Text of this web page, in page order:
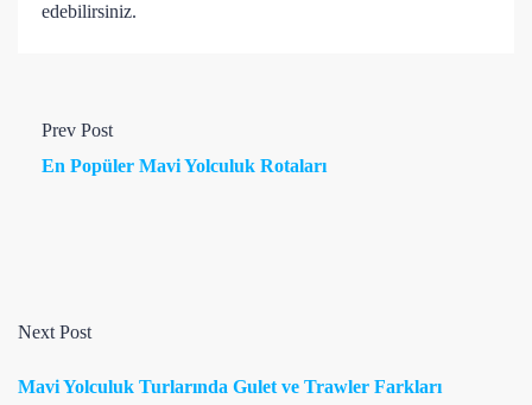
edebilirsiniz.
Prev Post
En Popüler Mavi Yolculuk Rotaları
Next Post
Mavi Yolculuk Turlarında Gulet ve Trawler Farkları